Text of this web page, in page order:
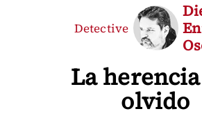
La
olvido
Detective